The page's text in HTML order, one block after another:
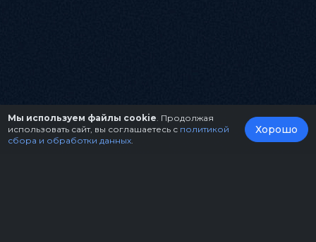
Мы используем файлы cookie . Продолжая
использовать сайт, вы соглашаетесь с политикой
сбора и обработки данных
Хорошо